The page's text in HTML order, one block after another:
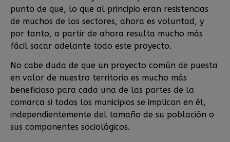
punto de que, lo que al principio eran resistencias
de muchos de los sectores, ahora es voluntad, y
por tanto, a partir de ahora resulta mucho más
fácil sacar adelante todo este proyecto.
No cabe duda de que un proyecto común de puesta
en valor de nuestro territorio es mucho más
beneficioso para cada una de las partes de la
comarca si todos los municipios se implican en él,
independientemente del tamaño de su población o
sus componentes sociológicos.